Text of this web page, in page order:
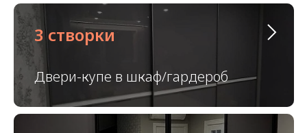
3 створки
Двери-купе в шкаф/гардероб